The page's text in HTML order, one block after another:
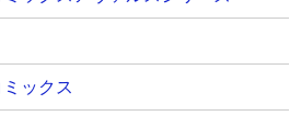
ックス